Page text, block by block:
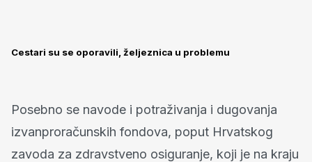
Cestari su se oporavili, željeznica u problemu
Posebno se navode i potraživanja i dugovanja
izvanproračunskih fondova, poput Hrvatskog
zavoda za zdravstveno osiguranje, koji je na kraju